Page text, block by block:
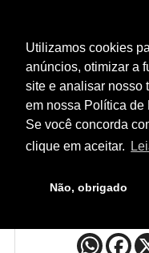
Utilizamos cookies
anúncios, otimizar a
site e analisar nosso
em nossa Política de
Se você concorda
clique em aceitar.
Não, obrigado
HOME
Andreas